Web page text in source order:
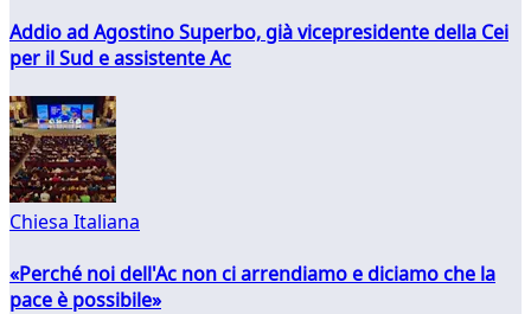
Addio ad Agostino Superbo, già vicepresidente della Cei
per il Sud e assistente Ac
Chiesa Italiana
«Perché noi dell'Ac non ci arrendiamo e diciamo che la
pace è possibile»